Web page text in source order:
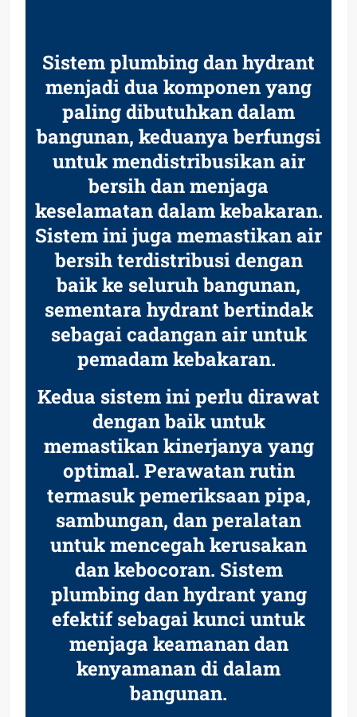
Sistem plumbing dan hydrant
menjadi dua komponen yang
paling dibutuhkan dalam
bangunan, keduanya berfungsi
untuk mendistribusikan air
bersih dan menjaga
keselamatan dalam kebakaran.
Sistem ini juga memastikan air
bersih terdistribusi dengan
baik ke seluruh bangunan,
sementara hydrant bertindak
sebagai cadangan air untuk
pemadam kebakaran.
Kedua sistem ini perlu dirawat
dengan baik untuk
memastikan kinerjanya yang
optimal. Perawatan rutin
termasuk pemeriksaan pipa,
sambungan, dan peralatan
untuk mencegah kerusakan
dan kebocoran. Sistem
plumbing dan hydrant yang
efektif sebagai kunci untuk
menjaga keamanan dan
kenyamanan di dalam
bangunan.